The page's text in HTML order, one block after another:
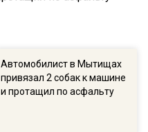
Автомобилист в Мытищах
привязал 2 собак к машине
и протащил по асфальту